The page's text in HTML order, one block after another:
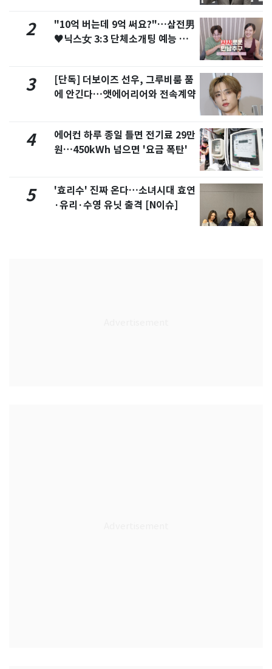
2
"10억 버는데 9억 써요?"…삼전男
♥닉스女 3:3 단체소개팅 예능 화
3
[단독] 더보이즈 선우, 그루비룸 품
에 안긴다…앳에어리어와 전속계약
4
에어컨 하루 종일 틀면 전기료 29만
원…450kWh 넘으면 '요금 폭탄'
5
'효리수' 진짜 온다…소녀시대 효연
·유리·수영 유닛 출격 [N이슈]